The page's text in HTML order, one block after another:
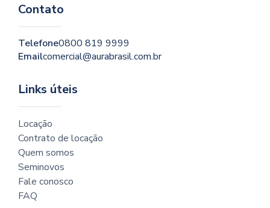
Contato
Telefone0800 819 9999
Emailcomercial@aurabrasil.com.br
Links úteis
Locação
Contrato de locação
Quem somos
Seminovos
Fale conosco
FAQ